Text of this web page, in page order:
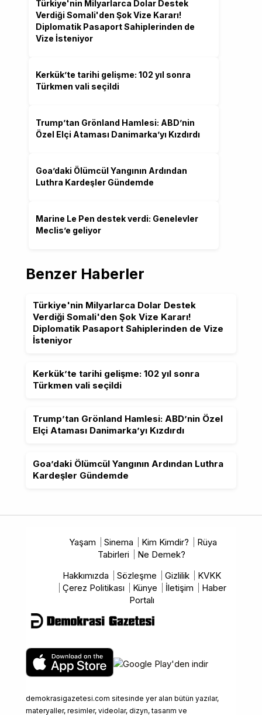
Türkiye'nin Milyarlarca Dolar Destek
Verdiği Somali'den Şok Vize Kararı!
Diplomatik Pasaport Sahiplerinden de
Vize İsteniyor
Kerkük’te tarihi gelişme: 102 yıl sonra
Türkmen vali seçildi
Trump’tan Grönland Hamlesi: ABD’nin
Özel Elçi Ataması Danimarka’yı Kızdırdı
Goa’daki Ölümcül Yangının Ardından
Luthra Kardeşler Gündemde
Marine Le Pen destek verdi: Genelevler
Meclis’e geliyor
Benzer Haberler
Türkiye'nin Milyarlarca Dolar Destek
Verdiği Somali'den Şok Vize Kararı!
Diplomatik Pasaport Sahiplerinden de Vize
İsteniyor
Kerkük’te tarihi gelişme: 102 yıl sonra
Türkmen vali seçildi
Trump’tan Grönland Hamlesi: ABD’nin Özel
Elçi Ataması Danimarka’yı Kızdırdı
Goa’daki Ölümcül Yangının Ardından Luthra
Kardeşler Gündemde
Yaşam Sinema Kim Kimdir?
Rüya
Tabirleri
Ne Demek?
Hakkımızda
Sözleşme Gizlilik
KVKK
Çerez Politikası
Künye İletişim
Haber
Portalı
demokrasigazetesi.com sitesinde yer alan bütün yazılar,
materyaller, resimler, videolar, dizyn, tasarım ve